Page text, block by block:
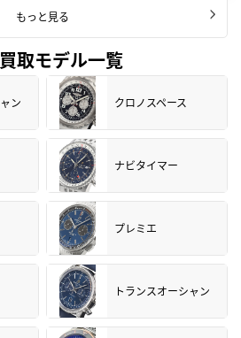
もっと見る
取モデル一覧
ン クロノスペース
ナビタイマー
プレミエ
トランスオーシャン